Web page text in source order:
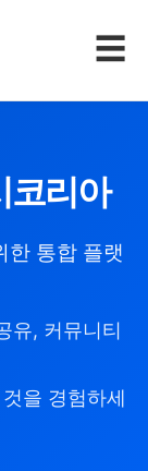
☰
코리아
한 통합 플랫
유, 커뮤니티
을 경험하세